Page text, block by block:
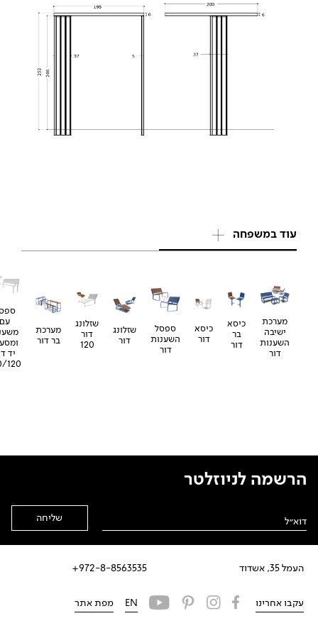
עוד במשפחה
מערכת
ישיבה
השענות
דור
כיסא
בר
דור
כיסא
דור
ספסל
השענות
דור
שזלונג
דור
שזלונג
דור
120
מערכת
בר דור
עם
יד
120
העמל 35, אשדוד 972-8-8563535+
הרשמה לניוזלטר
עקבו אחרינו EN מפת אתר